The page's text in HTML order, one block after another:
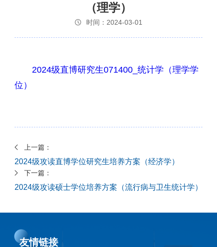
（理学）
时间：2024-03-01
2024级直博研究生071400_统计学（理学学
位）
上一篇：
2024级攻读直博学位研究生培养方案（经济学）
下一篇：
2024级攻读硕士学位培养方案（流行病与卫生统计学）
友情链接